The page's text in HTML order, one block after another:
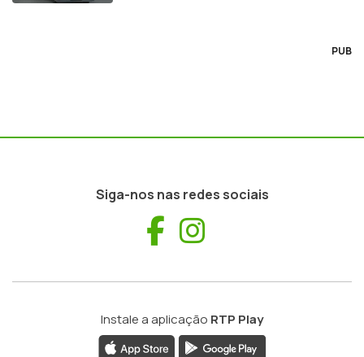
PUB
Siga-nos nas redes sociais
Facebook
Instale a aplicação RTP Play